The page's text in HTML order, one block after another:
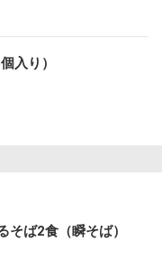
入り）
そば2食（瞬そば）